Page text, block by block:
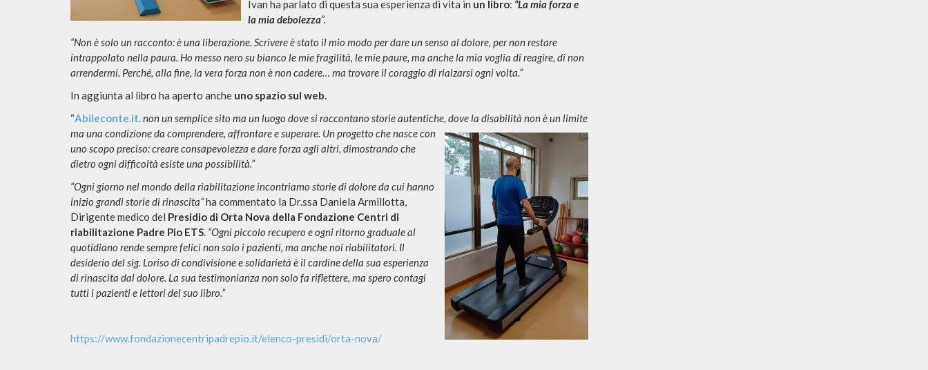
Ivan ha parlato di questa sua esperienza di vita in un libro: “La mia forza e
la mia debolezza”.
“Non è solo un racconto: è una liberazione. Scrivere è stato il mio modo per dare un senso al dolore, per non restare
intrappolato nella paura. Ho messo nero su bianco le mie fragilità, le mie paure, ma anche la mia voglia di reagire, di non
arrendermi. Perché, alla fine, la vera forza non è non cadere… ma trovare il coraggio di rialzarsi ogni volta.”
In aggiunta al libro ha aperto anche uno spazio sul web.
“Abileconte.it.non un semplice sito ma un luogo dove si raccontano storie autentiche, dove la disabilità non è un limite
ma una condizione da comprendere, affrontare e superare. Unprogetto che nasce con
uno scopo preciso: creare consapevolezza e dare forza agli altri, dimostrando che
dietro ogni difficoltà esiste una possibilità.”
“Ogni giorno nel mondo della riabilitazione incontriamo storie di dolore da cui hanno
inizio grandi storie di rinascita”ha commentato la Dr.ssa Daniela Armillotta,
Dirigente medico del Presidio di Orta Nova della Fondazione Centri di
riabilitazione Padre Pio ETS. “Ogni piccolo recupero e ogni ritorno graduale al
quotidiano rende sempre felici non solo i pazienti, ma anche noi riabilitatori. Il
desiderio del sig. Loriso di condivisione e solidarietà è il cardine della sua esperienza
di rinascita dal dolore. La sua testimonianza non solo fa riflettere, ma spero contagi
tutti i pazienti e lettori del suo libro.”
https://www.fondazionecentripadrepio.it/elenco-presidi/orta-nova/